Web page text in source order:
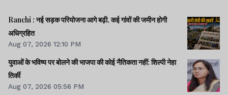
Ranchi : नई सड़क परियोजना आगे बढ़ी, कई गांवों की जमीन होगी
अधिग्रहित
Aug 07, 2026 12:10 PM
युवाओं के भविष्य पर बोलने की भाजपा की कोई नैतिकता नहीं: शिल्पी नेहा
तिर्की
Aug 07, 2026 05:56 PM